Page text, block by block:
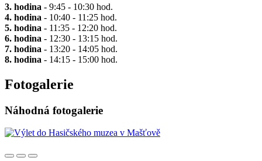
3. hodina - 9:45 - 10:30 hod.
4. hodina - 10:40 - 11:25 hod.
5. hodina - 11:35 - 12:20 hod.
6. hodina - 12:30 - 13:15 hod.
7. hodina - 13:20 - 14:05 hod.
8. hodina - 14:15 - 15:00 hod.
Fotogalerie
Náhodná fotogalerie